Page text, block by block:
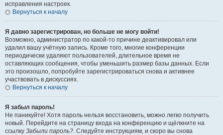
исправления настроек.
Вернуться к началу
Я давно зарегистрирован, но больше не могу войти!
Возможно, администратор по какой-то причине деактивировал или
удалил вашу учётную запись. Кроме того, многие конференции
периодически удаляют пользователей, длительное время не
оставляющих сообщения, чтобы уменьшить размер базы данных. Если
это произошло, попробуйте зарегистрироваться снова и активнее
участвовать в дискуссиях.
Вернуться к началу
Я забыл пароль!
Не паникуйте! Хотя пароль нельзя восстановить, можно легко получить
новый. Перейдите на страницу входа на конференцию и щёлкните на
ссылку Забыли пароль?. Следуйте инструкциям, и скоро вы снова